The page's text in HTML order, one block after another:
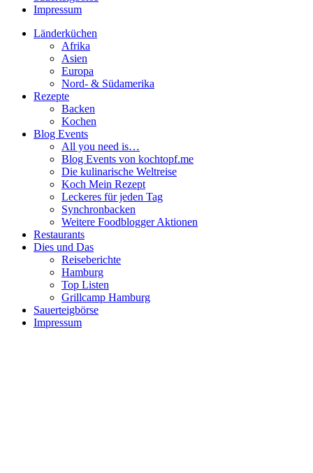
Impressum
Länderküchen
Afrika
Asien
Europa
Nord- & Südamerika
Rezepte
Backen
Kochen
Blog Events
All you need is…
Blog Events von kochtopf.me
Die kulinarische Weltreise
Koch Mein Rezept
Leckeres für jeden Tag
Synchronbacken
Weitere Foodblogger Aktionen
Restaurants
Dies und Das
Reiseberichte
Hamburg
Top Listen
Grillcamp Hamburg
Sauerteigbörse
Impressum